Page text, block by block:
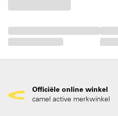
Officiële online winkel
camel active merkwinkel